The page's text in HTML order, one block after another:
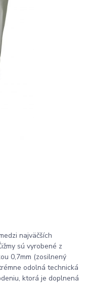
najväčších
sú vyrobené z
0,7mm (zosilnený
odolná technická
ktorá je doplnená